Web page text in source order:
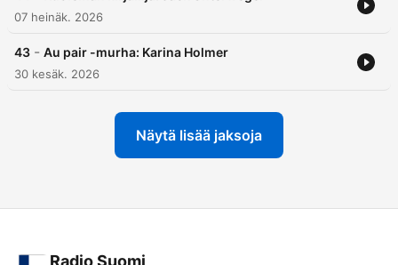
07 heinäk. 2026
43 - Au pair -murha: Karina Holmer
30 kesäk. 2026
Näytä lisää jaksoja
Radio Suomi